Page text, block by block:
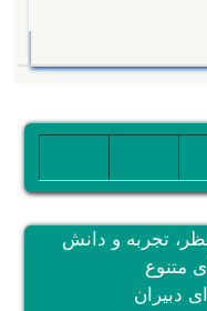
تجربه و دانش